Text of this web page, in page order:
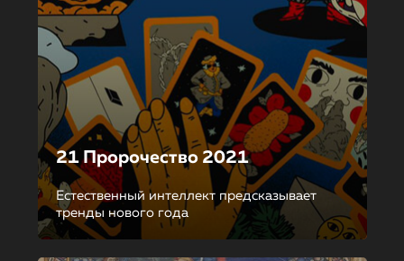
21 Пророчество 2021
Естественный интеллект предсказывает
тренды нового года